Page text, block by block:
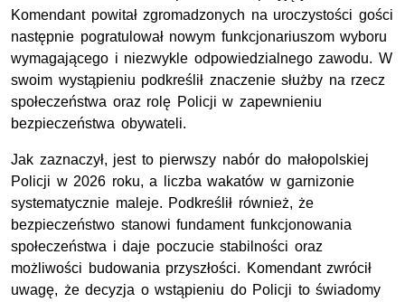
Komendant powitał zgromadzonych na uroczystości gości
następnie pogratulował nowym funkcjonariuszom wyboru
wymagającego i niezwykle odpowiedzialnego zawodu. W
swoim wystąpieniu podkreślił znaczenie służby na rzecz
społeczeństwa oraz rolę Policji w zapewnieniu
bezpieczeństwa obywateli.
Jak zaznaczył, jest to pierwszy nabór do małopolskiej
Policji w 2026 roku, a liczba wakatów w garnizonie
systematycznie maleje. Podkreślił również, że
bezpieczeństwo stanowi fundament funkcjonowania
społeczeństwa i daje poczucie stabilności oraz
możliwości budowania przyszłości. Komendant zwrócił
uwagę, że decyzja o wstąpieniu do Policji to świadomy